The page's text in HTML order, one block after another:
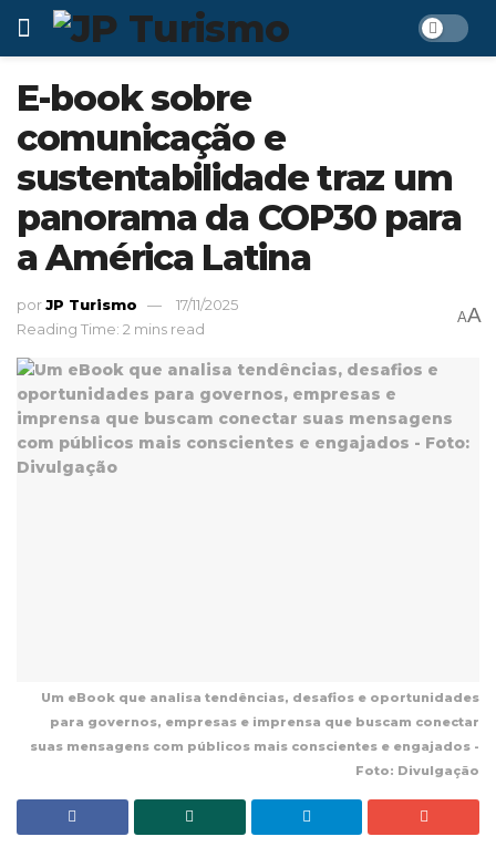
E-book sobre
comunicação e
sustentabilidade traz um
panorama da COP30 para
a América Latina
porJP Turismo
17/11/2025
Reading Time: 2 mins read
AA
Um eBook que analisa tendências, desafios e oportunidades
para governos, empresas e imprensa que buscam conectar
suas mensagens com públicos mais conscientes e engajados -
Foto: Divulgação